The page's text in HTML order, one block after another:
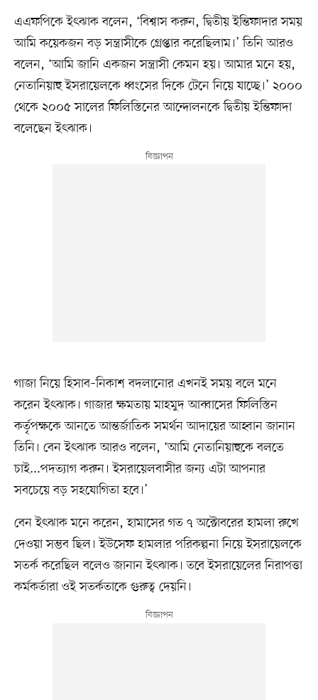
এএফপিকে ইৎঝাক বলেন, ‘বিশ্বাস করুন, দ্বিতীয় ইন্তিফাদার সময়
আমি কয়েকজন বড় সন্ত্রাসীকে গ্রেপ্তার করেছিলাম।’ তিনি আরও
বলেন, ‘আমি জানি একজন সন্ত্রাসী কেমন হয়। আমার মনে হয়,
নেতানিয়াহু ইসরায়েলকে ধ্বংসের দিকে টেনে নিয়ে যাচ্ছে।’ ২০০০
থেকে ২০০৫ সালের ফিলিস্তিনের আন্দোলনকে দ্বিতীয় ইন্তিফাদা
বলেছেন ইৎঝাক।
গাজা নিয়ে হিসাব–নিকাশ বদলানোর এখনই সময় বলে মনে
করেন ইৎঝাক। গাজার ক্ষমতায় মাহমুদ আব্বাসের ফিলিস্তিন
কর্তৃপক্ষকে আনতে আন্তর্জাতিক সমর্থন আদায়ের আহ্বান জানান
তিনি। বেন ইৎঝাক আরও বলেন, ‘আমি নেতানিয়াহুকে বলতে
চাই...পদত্যাগ করুন। ইসরায়েলবাসীর জন্য এটা আপনার
সবচেয়ে বড় সহযোগিতা হবে।’
বেন ইৎঝাক মনে করেন, হামাসের গত ৭ অক্টোবরের হামলা রুখে
দেওয়া সম্ভব ছিল। ইউসেফ হামলার পরিকল্পনা নিয়ে ইসরায়েলকে
সতর্ক করেছিল বলেও জানান ইৎঝাক। তবে ইসরায়েলের নিরাপত্তা
কর্মকর্তারা ওই সতর্কতাকে গুরুত্ব দেয়নি।